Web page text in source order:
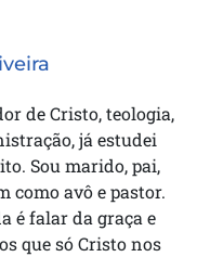
de Cristo, teologia,
já estudei
Sou marido, pai,
como avô e pastor.
é falar da graça e
que só Cristo nos